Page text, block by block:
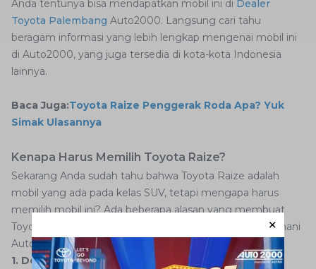
Anda tentunya bisa mendapatkan mobil ini di Dealer
Toyota Palembang Auto2000. Langsung cari tahu
beragam informasi yang lebih lengkap mengenai mobil ini
di Auto2000, yang juga tersedia di kota-kota Indonesia
lainnya.
Baca Juga:Toyota Raize Penggerak Roda Apa? Yuk
Simak Ulasannya
Kenapa Harus Memilih Toyota Raize?
Sekarang Anda sudah tahu bahwa Toyota Raize adalah
mobil yang ada pada kelas SUV, tetapi mengapa harus
memilih mobil ini? Ada beberapa alasan yang membuat
Toyota Raize menjadi pilihan yang bagus untuk menemani
AutoFamily.
1. Desain Stylish dan Kompak